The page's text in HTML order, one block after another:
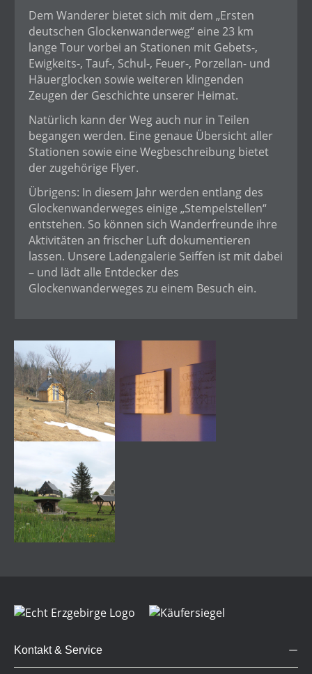
Dem Wanderer bietet sich mit dem „Ersten
deutschen Glockenwanderweg“ eine 23 km
lange Tour vorbei an Stationen mit Gebets-,
Ewigkeits-, Tauf-, Schul-, Feuer-, Porzellan- und
Häuerglocken sowie weiteren klingenden
Zeugen der Geschichte unserer Heimat.
Natürlich kann der Weg auch nur in Teilen
begangen werden. Eine genaue Übersicht aller
Stationen sowie eine Wegbeschreibung bietet
der zugehörige Flyer.
Übrigens: In diesem Jahr werden entlang des
Glockenwanderweges einige „Stempelstellen“
entstehen. So können sich Wanderfreunde ihre
Aktivitäten an frischer Luft dokumentieren
lassen. Unsere Ladengalerie Seiffen ist mit dabei
– und lädt alle Entdecker des
Glockenwanderweges zu einem Besuch ein.
Kontakt & Service